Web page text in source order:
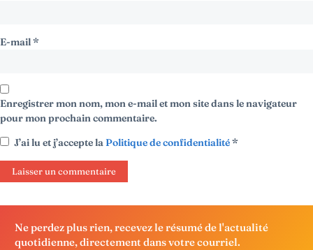
E-mail*
Enregistrer mon nom, mon e-mail et mon site dans le navigateur
pour mon prochain commentaire.
J’ai lu et j’accepte laPolitique de confidentialité*
Ne perdez plus rien, recevez le résumé de l'actualité
quotidienne, directement dans votre courriel.